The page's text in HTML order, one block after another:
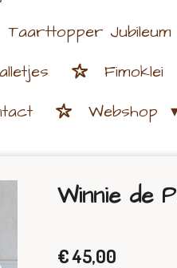
Taarttopper Jubileum
Fimoklei
Webshop
Winnie de
€ 45,00